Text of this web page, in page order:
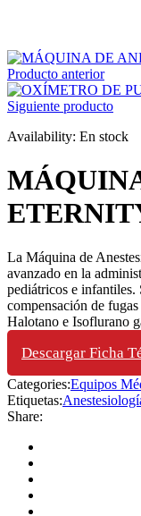
Producto anterior
Siguiente producto
Availability: En stock
La Máquina de
avanzado en la
pediátricos e infantiles.
compensación de
Halotano e Isoflurano
Descargar Ficha
Categories:Equipos
Etiquetas:
Share: